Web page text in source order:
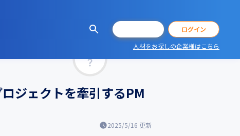
ログイン
人材をお探しの企業様はこちら
ジェクトを牽引するPM
2025/5/16 更新